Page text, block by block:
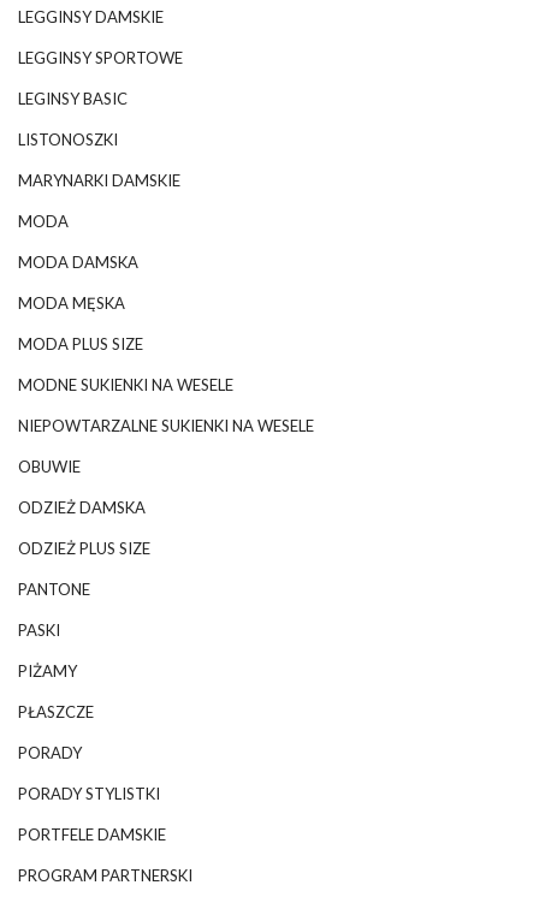
LEGGINSY DAMSKIE
LEGGINSY SPORTOWE
LEGINSY BASIC
LISTONOSZKI
MARYNARKI DAMSKIE
MODA
MODA DAMSKA
MODA MĘSKA
MODA PLUS SIZE
MODNE SUKIENKI NA WESELE
NIEPOWTARZALNE SUKIENKI NA WESELE
OBUWIE
ODZIEŻ DAMSKA
ODZIEŻ PLUS SIZE
PANTONE
PASKI
PIŻAMY
PŁASZCZE
PORADY
PORADY STYLISTKI
PORTFELE DAMSKIE
PROGRAM PARTNERSKI